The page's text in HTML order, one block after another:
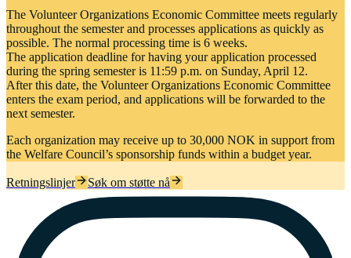
The Volunteer Organizations Economic Committee meets regularly
throughout the semester and processes applications as quickly as
possible. The normal processing time is 6 weeks.
The application deadline for having your application processed
during the spring semester is 11:59 p.m. on Sunday, April 12.
After this date, the Volunteer Organizations Economic Committee
enters the exam period, and applications will be forwarded to the
next semester.
Each organization may receive up to 30,000 NOK in support from
the Welfare Council’s sponsorship funds within a budget year.
Retningslinjer Søk om støtte nå